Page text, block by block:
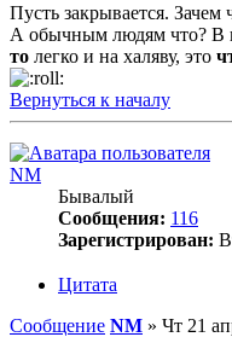
Пусть закрывается. Зачем
А обычным людям что? В
то легко и на халяву, это
Вернуться к началу
NM
Бывалый
Сообщения: 116
Зарегистрирован:
Цитата
Сообщение NM » Чт 21